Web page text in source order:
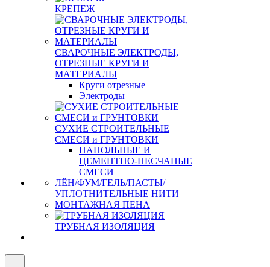
КРЕПЕЖ
СВАРОЧНЫЕ ЭЛЕКТРОДЫ,
ОТРЕЗНЫЕ КРУГИ И
МАТЕРИАЛЫ
Круги отрезные
Электроды
СУХИЕ СТРОИТЕЛЬНЫЕ
СМЕСИ и ГРУНТОВКИ
НАПОЛЬНЫЕ И
ЦЕМЕНТНО-ПЕСЧАНЫЕ
СМЕСИ
ЛЁН/ФУМ/ГЕЛЬ/ПАСТЫ/
УПЛОТНИТЕЛЬНЫЕ НИТИ
МОНТАЖНАЯ ПЕНА
ТРУБНАЯ ИЗОЛЯЦИЯ